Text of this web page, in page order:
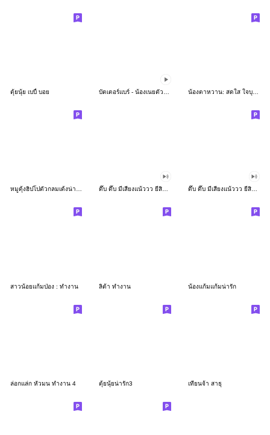
ตุ้ยนุ้ย เบบี้ บอย น้องตาหวาน: สดใส ใจบุญ (สีพาสเทล)
หมูดุ้งฮิปโปตัวกลมเด้งน่ารัก ดึ๊บ ดึ๊บ มีเสียงแน้ววว ยี่สิบเจ็ด ดึ๊บ ดึ๊บ มีเสียงแน้ววว ยี่สิบหก
สาวน้อยแก้มป่อง : ทำงาน ลิต้า ทำงาน น้องแก้มแก้มน่ารัก
ล่อกแล่ก หัวมน ทำงาน 4 ตุ้ยนุ้ยน่ารัก3 เทียนจ้า สาธุ